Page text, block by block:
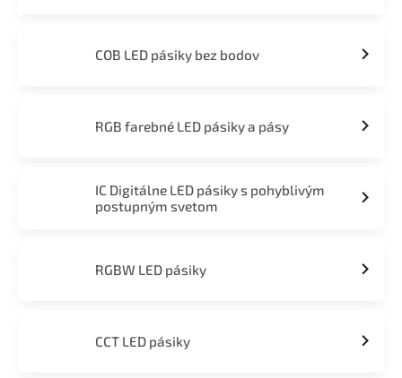
COB LED pásiky bez bodov
RGB farebné LED pásiky a pásy
IC Digitálne LED pásiky s pohyblivým
postupným svetom
RGBW LED pásiky
CCT LED pásiky